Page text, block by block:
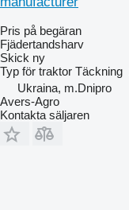
Pris på begäran
Fjädertandsharv
Skick ny
Typ för traktor Täckning
Ukraina, m.Dnipro
Avers-Agro
Kontakta säljaren